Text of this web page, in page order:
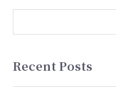
Recent Posts